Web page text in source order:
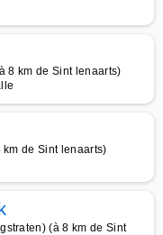
8 km de Sint lenaarts)
km de Sint lenaarts)
(à 8 km de Sint